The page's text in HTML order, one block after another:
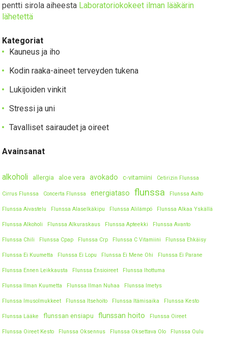
pentti sirola aiheesta Laboratoriokokeet ilman lääkärin
lähetettä
Kategoriat
Kauneus ja iho
Kodin raaka-aineet terveyden tukena
Lukijoiden vinkit
Stressi ja uni
Tavalliset sairaudet ja oireet
Avainsanat
alkoholi allergia aloe vera avokado c-vitamiini Cetirizin Flunssa
Cirrus Flunssa Concerta Flunssa energiataso flunssa Flunssa Aalto
Flunssa Aivastelu Flunssa Alaselkäkipu Flunssa Alilämpö Flunssa Alkaa Yskällä
Flunssa Alkoholi Flunssa Alkuraskaus Flunssa Apteekki Flunssa Avanto
Flunssa Chili Flunssa Cpap Flunssa Crp Flunssa C Vitamiini Flunssa Ehkäisy
Flunssa Ei Kuumetta Flunssa Ei Lopu Flunssa Ei Mene Ohi Flunssa Ei Parane
Flunssa Ennen Leikkausta Flunssa Ensioireet Flunssa Ihottuma
Flunssa Ilman Kuumetta Flunssa Ilman Nuhaa Flunssa Imetys
Flunssa Imusolmukkeet Flunssa Itsehoito Flunssa Itämisaika Flunssa Kesto
Flunssa Lääke flunssan ensiapu flunssan hoito Flunssa Oireet
Flunssa Oireet Kesto Flunssa Oksennus Flunssa Oksettava Olo Flunssa Oulu